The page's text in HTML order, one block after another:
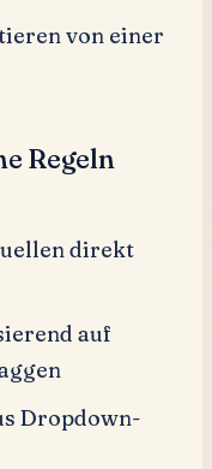
von einer
Regeln
direkt
auf
Dropdown-